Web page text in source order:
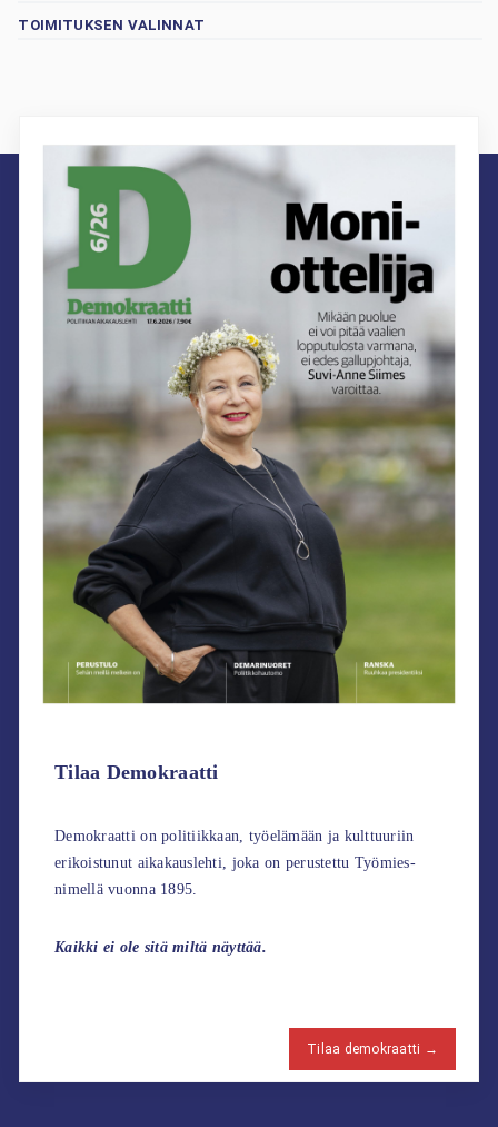
TOIMITUKSEN VALINNAT
Tilaa Demokraatti
Demokraatti on politiikkaan, työelämään ja kulttuuriin
erikoistunut aikakauslehti, joka on perustettu Työmies-
nimellä vuonna 1895.
Kaikki ei ole sitä miltä näyttää.
Tilaa demokraatti →